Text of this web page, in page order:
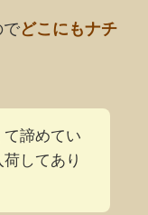
でどこにもナチ
諦めてい
してあり